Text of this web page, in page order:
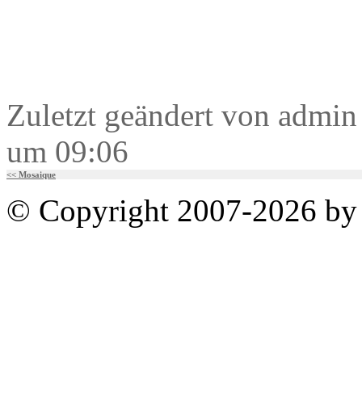
Zuletzt geändert von
um 09:06
<< Mosaique
© Copyright 2007-2026 by